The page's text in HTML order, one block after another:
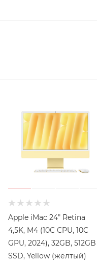
Apple iMac 24" Retina
4,5K, M4 (10C CPU, 10C
GPU, 2024), 32GB, 512GB
SSD, Yellow (жёлтый)